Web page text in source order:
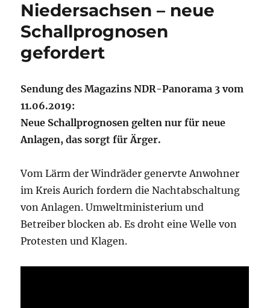
Niedersachsen – neue
Schallprognosen
gefordert
Sendung des Magazins NDR-Panorama 3 vom
11.06.2019:
Neue Schallprognosen gelten nur für neue
Anlagen, das sorgt für Ärger.
Vom Lärm der Windräder genervte Anwohner
im Kreis Aurich fordern die Nachtabschaltung
von Anlagen. Umweltministerium und
Betreiber blocken ab. Es droht eine Welle von
Protesten und Klagen.